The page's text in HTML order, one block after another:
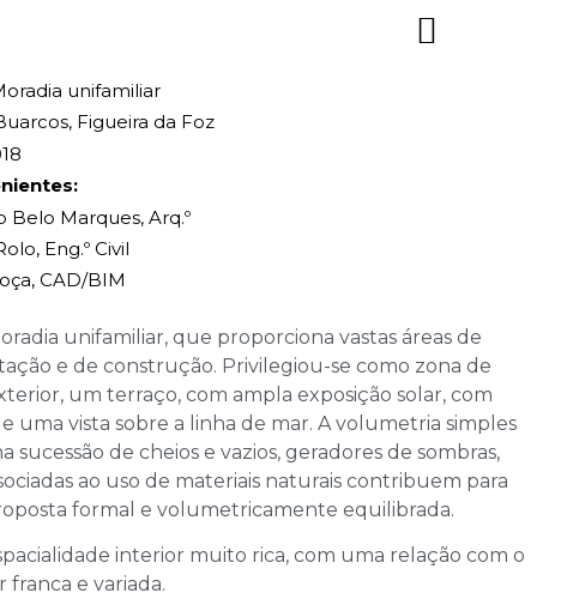
unifamiliar
Figueira da Foz
Belo Marques, Arq.º
Eng.º Civil
CAD/BIM
unifamiliar, que proporciona vastas áreas de
e de construção. Privilegiou-se como zona de
um terraço, com ampla exposição solar, com
uma vista sobre a linha de mar. A volumetria simples
sucessão de cheios e vazios, geradores de sombras,
ao uso de materiais naturais contribuem para
formal e volumetricamente equilibrada.
interior muito rica, com uma relação com o
franca e variada.